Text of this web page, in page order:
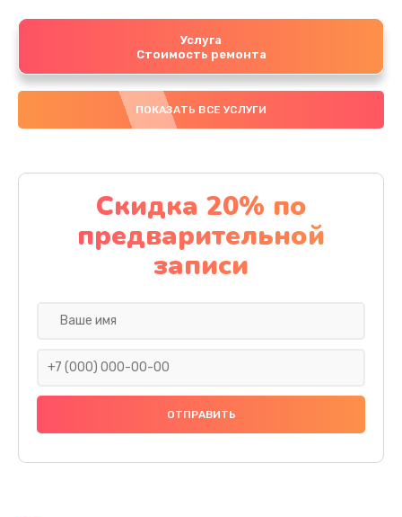
Услуга
Стоимость ремонта
ПОКАЗАТЬ ВСЕ УСЛУГИ
Скидка 20% по
предварительной
записи